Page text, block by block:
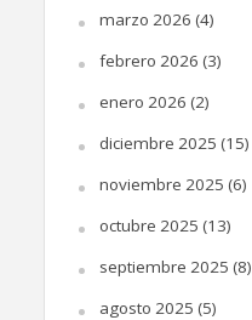
marzo 2026 (4)
febrero 2026 (3)
enero 2026 (2)
diciembre 2025 (15)
noviembre 2025 (6)
octubre 2025 (13)
septiembre 2025 (8)
agosto 2025 (5)